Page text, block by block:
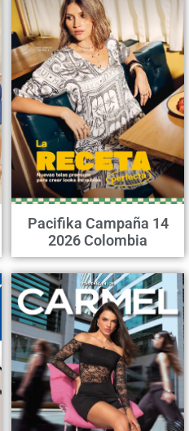
Pacifika Campaña 14
2026 Colombia